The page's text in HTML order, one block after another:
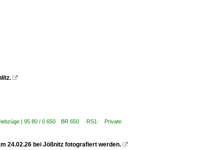

| 95 80 / 0 650 BR 650 ·RS1· Private
24.02.26 bei Jößnitz fotografiert werden. 